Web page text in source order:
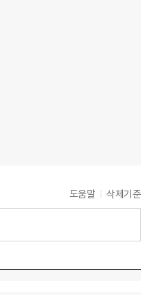
도움말 삭제기준